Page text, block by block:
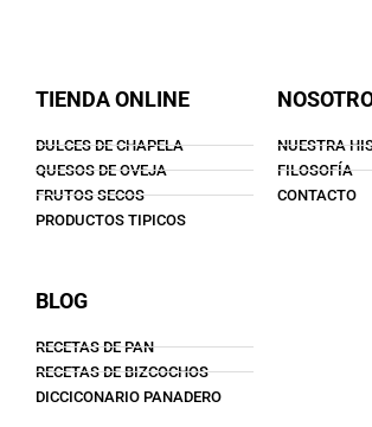
TIENDA ONLINE
DULCES DE CHAPELA
QUESOS DE OVEJA
FRUTOS SECOS
PRODUCTOS TIPICOS
NUESTRA
FILOSOFÍA
CONTACTO
BLOG
RECETAS DE PAN
RECETAS DE BIZCOCHOS
DICCICONARIO PANADERO